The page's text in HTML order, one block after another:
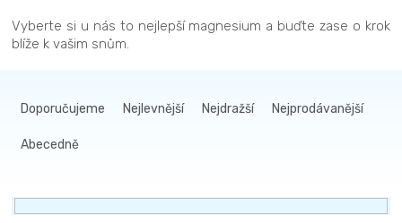
Vyberte si u nás to nejlepší magnesium a buďte zase o krok
blíže k vašim snům.
a
í
Doporučujeme Nejlevnější Nejdražší Nejprodávanější
Abecedně